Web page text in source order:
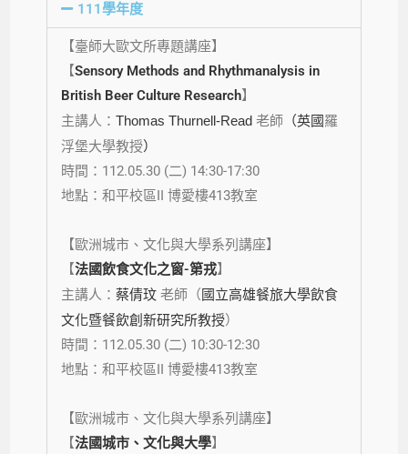
111學年度
【臺師大歐文所專題講座】
【Sensory Methods and Rhythmanalysis in
British Beer Culture Research】
主講人：Thomas Thurnell-Read老師 （英國羅
浮堡大學教授）
時間： 112.05.30 (二) 14:30-17:30
地點：和平校區II 博愛樓413教室
【歐洲城市、文化與大學系列講座】
【法國飲食文化之窗-第戎】
主講人：蔡倩玟 老師 （國立高雄餐旅大學飲食
文化暨餐飲創新研究所教授）
時間：112.05.30 (二) 10:30-12:30
地點：和平校區II 博愛樓413教室
【歐洲城市、文化與大學系列講座】
【法國城市、文化與大學】